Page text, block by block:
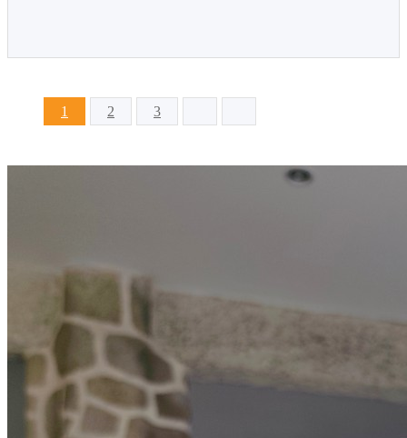
1 2 3